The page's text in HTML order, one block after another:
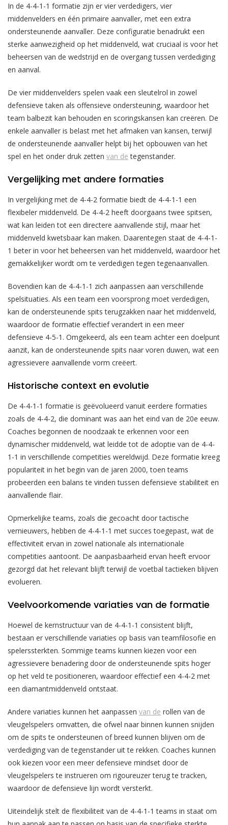
In de 4-4-1-1 formatie zijn er vier verdedigers, vier
middenvelders en één primaire aanvaller, met een extra
ondersteunende aanvaller. Deze configuratie benadrukt een
sterke aanwezigheid op het middenveld, wat cruciaal is voor het
beheersen van de wedstrijd en de overgang tussen verdediging
en aanval.
De vier middenvelders spelen vaak een sleutelrol in zowel
defensieve taken als offensieve ondersteuning, waardoor het
team balbezit kan behouden en scoringskansen kan creëren. De
enkele aanvaller is belast met het afmaken van kansen, terwijl
de ondersteunende aanvaller helpt bij het opbouwen van het
spel en het onder druk zetten van de tegenstander.
Vergelijking met andere formaties
In vergelijking met de 4-4-2 formatie biedt de 4-4-1-1 een
flexibeler middenveld. De 4-4-2 heeft doorgaans twee spitsen,
wat kan leiden tot een directere aanvallende stijl, maar het
middenveld kwetsbaar kan maken. Daarentegen staat de 4-4-1-
1 beter in voor het beheersen van het middenveld, waardoor het
gemakkelijker wordt om te verdedigen tegen tegenaanvallen.
Bovendien kan de 4-4-1-1 zich aanpassen aan verschillende
spelsituaties. Als een team een voorsprong moet verdedigen,
kan de ondersteunende spits terugzakken naar het middenveld,
waardoor de formatie effectief verandert in een meer
defensieve 4-5-1. Omgekeerd, als een team achter een doelpunt
aanzit, kan de ondersteunende spits naar voren duwen, wat een
agressievere aanvallende vorm creëert.
Historische context en evolutie
De 4-4-1-1 formatie is geëvolueerd vanuit eerdere formaties
zoals de 4-4-2, die dominant was aan het eind van de 20e eeuw.
Coaches begonnen de noodzaak te erkennen voor een
dynamischer middenveld, wat leidde tot de adoptie van de 4-4-
1-1 in verschillende competities wereldwijd. Deze formatie kreeg
populariteit in het begin van de jaren 2000, toen teams
probeerden een balans te vinden tussen defensieve stabiliteit en
aanvallende flair.
Opmerkelijke teams, zoals die gecoacht door tactische
vernieuwers, hebben de 4-4-1-1 met succes toegepast, wat de
effectiviteit ervan in zowel nationale als internationale
competities aantoont. De aanpasbaarheid ervan heeft ervoor
gezorgd dat het relevant blijft terwijl de voetbal tactieken blijven
evolueren.
Veelvoorkomende variaties van de formatie
Hoewel de kernstructuur van de 4-4-1-1 consistent blijft,
bestaan er verschillende variaties op basis van teamfilosofie en
spelerssterkten. Sommige teams kunnen kiezen voor een
agressievere benadering door de ondersteunende spits hoger
op het veld te positioneren, waardoor effectief een 4-4-2 met
een diamantmiddenveld ontstaat.
Andere variaties kunnen het aanpassen van de rollen van de
vleugelspelers omvatten, die ofwel naar binnen kunnen snijden
om de spits te ondersteunen of breed kunnen blijven om de
verdediging van de tegenstander uit te rekken. Coaches kunnen
ook kiezen voor een meer defensieve mindset door de
vleugelspelers te instrueren om rigoureuzer terug te tracken,
waardoor de defensieve lijn wordt versterkt.
Uiteindelijk stelt de flexibiliteit van de 4-4-1-1 teams in staat om